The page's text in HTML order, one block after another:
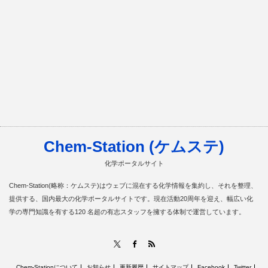
Chem-Station (ケムステ)
化学ポータルサイト
Chem-Station(略称：ケムステ)はウェブに混在する化学情報を集約し、それを整理、
提供する、国内最大の化学ポータルサイトです。現在活動20周年を迎え、幅広い化
学の専門知識を有する120 名超の有志スタッフを擁する体制で運営しています。
Facebook